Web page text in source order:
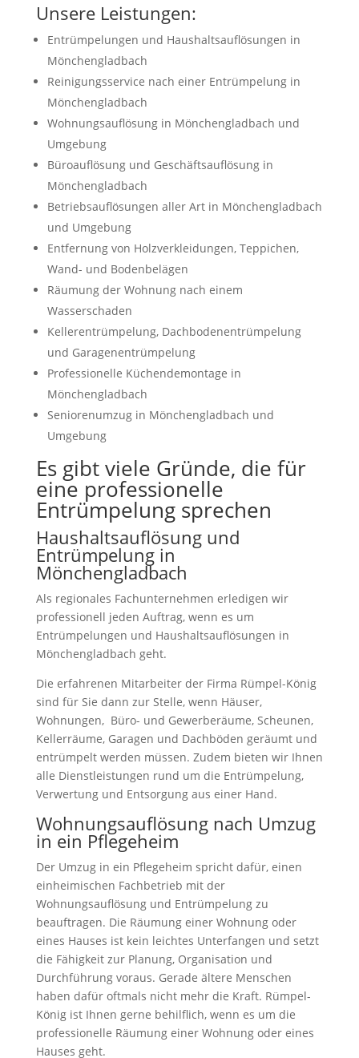
Unsere Leistungen:
Entrümpelungen und Haushaltsauflösungen in
Mönchengladbach
Reinigungsservice nach einer Entrümpelung in
Mönchengladbach
Wohnungsauflösung in Mönchengladbach und
Umgebung
Büroauflösung und Geschäftsauflösung in
Mönchengladbach
Betriebsauflösungen aller Art in Mönchengladbach
und Umgebung
Entfernung von Holzverkleidungen, Teppichen,
Wand- und Bodenbelägen
Räumung der Wohnung nach einem
Wasserschaden
Kellerentrümpelung, Dachbodenentrümpelung
und Garagenentrümpelung
Professionelle Küchendemontage in
Mönchengladbach
Seniorenumzug in Mönchengladbach und
Umgebung
Es gibt viele Gründe, die für
eine professionelle
Entrümpelung sprechen
Haushaltsauflösung und
Entrümpelung in
Mönchengladbach
Als regionales Fachunternehmen erledigen wir
professionell jeden Auftrag, wenn es um
Entrümpelungen und Haushaltsauflösungen in
Mönchengladbach geht.
Die erfahrenen Mitarbeiter der Firma Rümpel-König
sind für Sie dann zur Stelle, wenn Häuser,
Wohnungen, Büro- und Gewerberäume, Scheunen,
Kellerräume, Garagen und Dachböden geräumt und
entrümpelt werden müssen. Zudem bieten wir Ihnen
alle Dienstleistungen rund um die Entrümpelung,
Verwertung und Entsorgung aus einer Hand.
Wohnungsauflösung nach Umzug
in ein Pflegeheim
Der Umzug in ein Pflegeheim spricht dafür, einen
einheimischen Fachbetrieb mit der
Wohnungsauflösung und Entrümpelung zu
beauftragen. Die Räumung einer Wohnung oder
eines Hauses ist kein leichtes Unterfangen und setzt
die Fähigkeit zur Planung, Organisation und
Durchführung voraus. Gerade ältere Menschen
haben dafür oftmals nicht mehr die Kraft. Rümpel-
König ist Ihnen gerne behilflich, wenn es um die
professionelle Räumung einer Wohnung oder eines
Hauses geht.